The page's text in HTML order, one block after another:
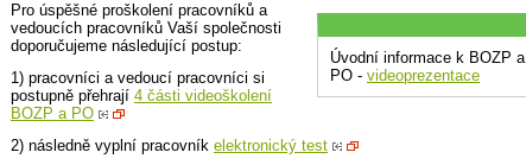
Úvodní informace k BOZP a
PO - videoprezentace
Pro úspěšné proškolení pracovníků a
vedoucích pracovníků Vaší společnosti
doporučujeme následující postup:
1) pracovníci a vedoucí pracovníci si
postupně přehrají 4 části videoškolení
BOZP a PO
2) následně vyplní pracovník elektronický test